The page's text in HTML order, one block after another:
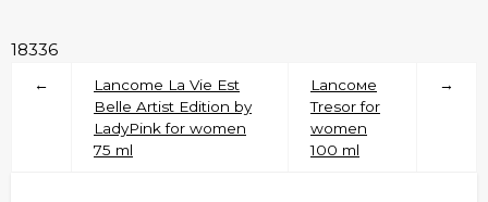
18336
←
Lancome La Vie Est
Belle Artist Edition by
LadyPink for women
75 ml
Lаncоме
Tresor for
women
100 ml
→